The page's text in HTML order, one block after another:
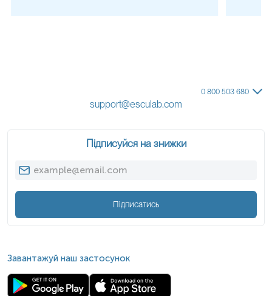
0 800 503 680
support@esculab.com
Підписуйся на знижки
Підписатись
Завантажуй наш застосунок